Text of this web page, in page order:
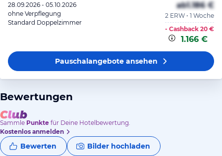
28.09.2026 - 05.10.2026
ohne Verpflegung
Standard Doppelzimmer
ab1.186 €
2 ERW • 1 Woche
- Cashback 20 €
1.166 €
Pauschalangeboteansehen
Bewertungen
Sammle Punkte für Deine Hotelbewertung.
Kostenlos anmelden
Bewerten Bilder hochladen